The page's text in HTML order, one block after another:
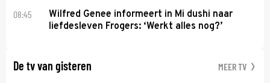
08:45
Wilfred Genee informeert in Mi dushi naar
liefdesleven Frogers: ‘Werkt alles nog?’
De tv van gisteren MEER TV